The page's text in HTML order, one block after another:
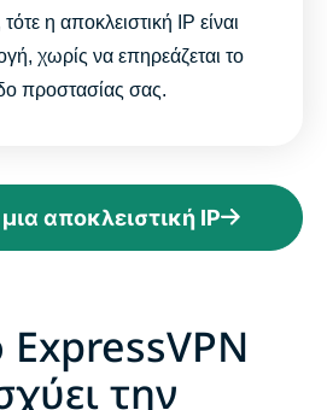
η αποκλειστική IP είναι
χωρίς να επηρεάζεται το
προστασίας σας.
αποκλειστική IP
την